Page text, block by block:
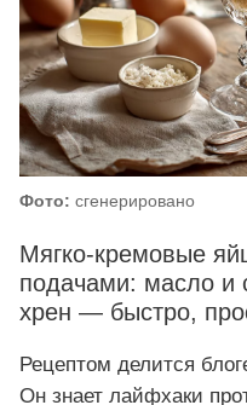
Фото: сгенерировано
Мягко-кремовые
подачами: масло и
хрен — быстро,
Рецептом делится
Он знает лайфхаки